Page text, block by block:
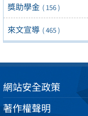
獎助學金 ( 156 )
來文宣導 ( 465 )
網站安全政策
著作權聲明